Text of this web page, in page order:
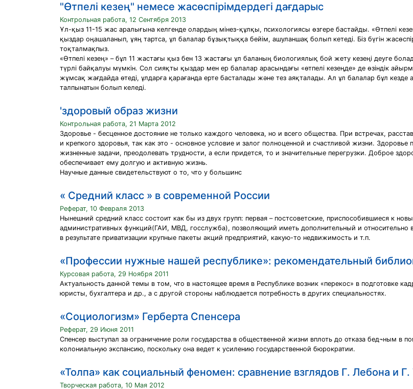
"Өтпелі кезең" немесе жасөспірімдердегі дағдарыс
Контрольная работа, 12 Сентября 2013
Ұл-қыз 11-15 жас аралығына келгенде олардың мінез-құлқы, психологиясы өзгере бастайды. «Өтпелі
қыздар оңашаланып, ұяң тартса, ұл балалар бұзықтыққа бейім, ашуланшақ болып кетеді. Біз бүгін
тоқталмақпыз.
«Өтпелі кезең» – бұл 11 жастағы қыз бен 13 жастағы ұл баланың биологиялық бой жету кезеңі деуге
түрлі байқалуы мүмкін. Сол сияқты қыздар мен ер балалар арасындағы «өтпелі кезеңде» де өзіндік
жұмсақ жағдайда өтеді, ұлдарға қарағанда ерте басталады және тез аяқталады. Ал ұл балалар бұл кезде
талпынатын болып келеді.
'здоровый образ жизни
Контрольная работа, 21 Марта 2012
Здоровье - бесценное достояние не только каждого человека, но и всего общества. При встречах,
и крепкого здоровья, так как это - основное условие и залог полноценной и счастливой жизни.
жизненные задачи, преодолевать трудности, а если придется, то и значительные перегрузки. Доброе
обеспечивает ему долгую и активную жизнь.
Научные данные свидетельствуют о то, что у большинс
« Средний класс » в современной России
Реферат, 10 Февраля 2013
Нынешний средний класс состоит как бы из двух групп: первая – постсоветские, приспособившиеся к
административных функций(ГАИ, МВД, госслужба), позволяющий иметь дополнительный и относительно
в результате приватизации крупные пакеты акций предприятий, какую-то недвижимость и т.п.
«Профессии нужные нашей республике»: рекомендательный
Курсовая работа, 29 Ноября 2011
Актуальность данной темы в том, что в настоящее время в Республике возник «перекос» в подготовке
юристы, бухгалтера и др., а с другой стороны наблюдается потребность в других специальностях.
«Социологизм» Герберта Спенсера
Реферат, 29 Июня 2011
Спенсер выступал за ограничение роли государства в общественной жизни вплоть до отказа бед¬ным в
колониальную экспансию, поскольку она ведет к усилению государственной бюрократии.
«Толпа» как социальный феномен: сравнение взглядов Г. Лебона и Г.
Творческая работа, 10 Мая 2012